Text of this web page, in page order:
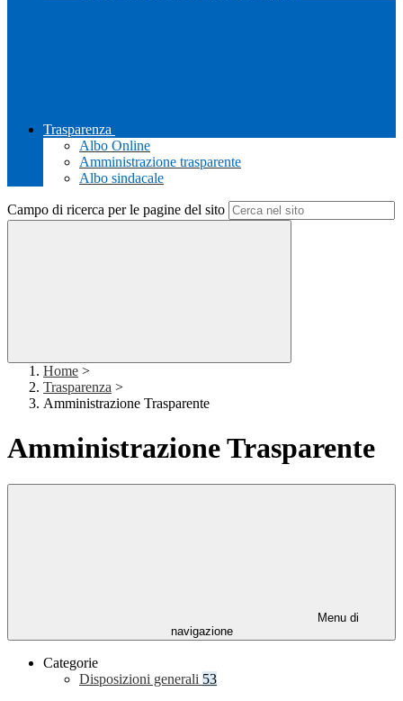
Trasparenza
Albo Online
Amministrazione trasparente
Albo sindacale
Campo di ricerca per le pagine del sito
Home >
Trasparenza >
Amministrazione Trasparente
Amministrazione Trasparente
Menu di
navigazione
Categorie
Disposizioni generali 53